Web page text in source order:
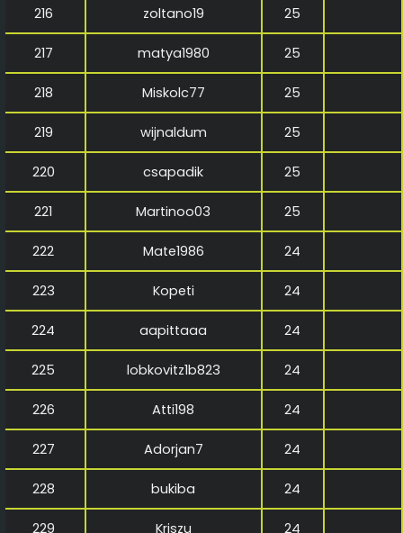
216 zoltano19 25
217 matya1980 25
218 Miskolc77 25
219 wijnaldum 25
220 csapadik 25
221 Martinoo03 25
222 Mate1986 24
223 Kopeti 24
224 aapittaaa 24
225 lobkovitz1b823 24
226 Atti198 24
227 Adorjan7 24
228 bukiba 24
229 Kriszu 24